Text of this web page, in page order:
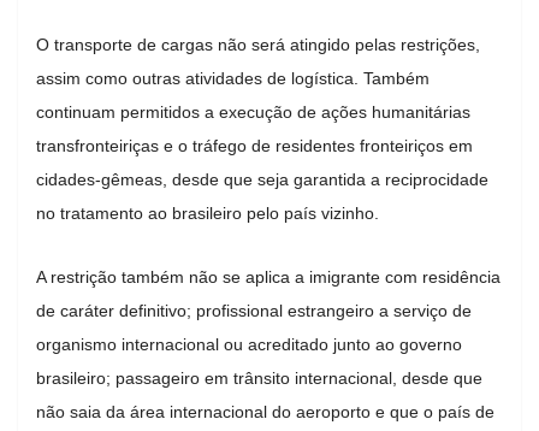
O transporte de cargas não será atingido pelas restrições,
assim como outras atividades de logística. Também
continuam permitidos a execução de ações humanitárias
transfronteiriças e o tráfego de residentes fronteiriços em
cidades-gêmeas, desde que seja garantida a reciprocidade
no tratamento ao brasileiro pelo país vizinho.
A restrição também não se aplica a imigrante com residência
de caráter definitivo; profissional estrangeiro a serviço de
organismo internacional ou acreditado junto ao governo
brasileiro; passageiro em trânsito internacional, desde que
não saia da área internacional do aeroporto e que o país de